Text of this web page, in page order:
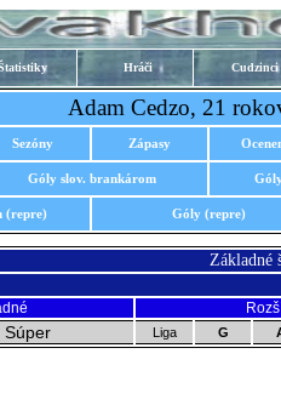
Hráči Cudzinci
Adam Cedzo, 21
Sezóny Zápasy
Góly slov. brankárom
(repre) Góly (repre)
Základné
Súper Liga G